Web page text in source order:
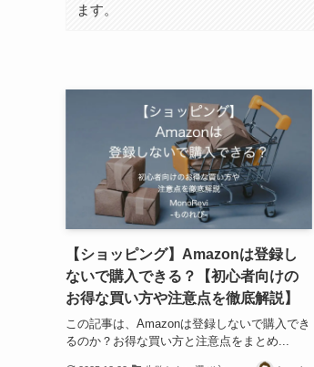
ます。
【ショッピング】Amazonは登録し
ないで購入できる？【初心者向けの
お得な買い方や注意点を徹底解説】
この記事は、Amazonは登録しないで購入でき
るのか？お得な買い方と注意点をまとめ...